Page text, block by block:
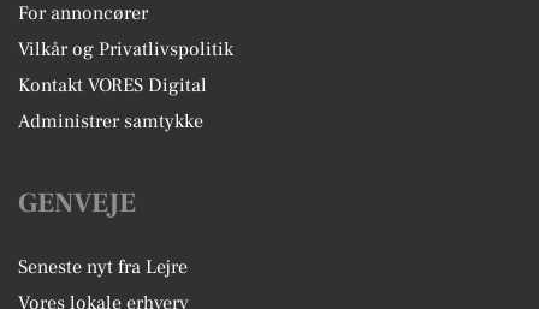
For annoncører
Vilkår og Privatlivspolitik
Kontakt VORES Digital
Administrer samtykke
GENVEJE
Seneste nyt fra Lejre
Vores lokale erhverv